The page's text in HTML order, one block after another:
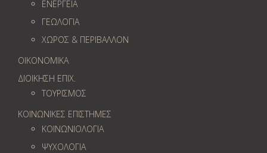
ΕΝΕΡΓΕΙΑ
ΓΕΩΛOΓΙΑ
ΧΩΡΟΣ & ΠΕΡΙΒΑΛΛΟΝ
ΟΙΚΟΝΟΜΙΚΑ
ΔΙΟΙΚΗΣΗ ΕΠΙΧ.
ΤΟΥΡΙΣΜΟΣ
ΚΟΙΝΩΝΙΚΕΣ ΕΠΙΣΤΗΜΕΣ
ΚΟΙΝΩΝΙΟΛΟΓΙΑ
ΨΥΧΟΛΟΓΙΑ